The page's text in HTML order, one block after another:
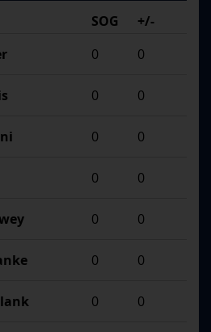
SOG
+/-
0 0
0 0
0 0
0 0
0 0
0 0
0 0